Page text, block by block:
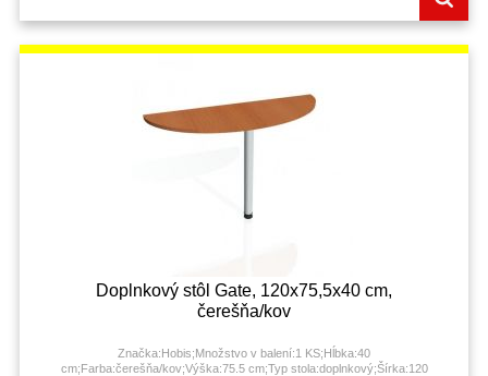
Doplnkový stôl Gate, 120x75,5x40 cm,
čerešňa/kov
Značka:Hobis;Množstvo v balení:1 KS;Hĺbka:40
cm;Farba:čerešňa/kov;Výška:75.5 cm;Typ stola:doplnkový;Šírka:120